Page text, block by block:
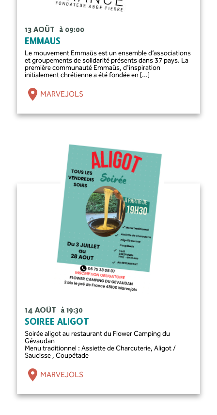
13 AOÛT à 09:00
EMMAUS
Le mouvement Emmaüs est un ensemble d’associations
et groupements de solidarité présents dans 37 pays. La
première communauté Emmaüs, d'inspiration
initialement chrétienne a été fondée en [...]
MARVEJOLS
14 AOÛT à 19:30
SOIRÉE ALIGOT
Soirée aligot au restaurant du Flower Camping du
Gévaudan
Menu traditionnel : Assiette de Charcuterie, Aligot /
Saucisse , Coupétade
MARVEJOLS